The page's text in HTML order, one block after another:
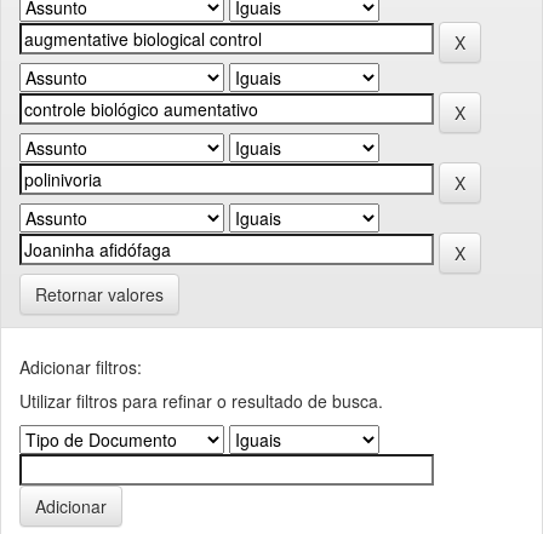
Retornar valores
Adicionar filtros:
Utilizar filtros para refinar o resultado de busca.